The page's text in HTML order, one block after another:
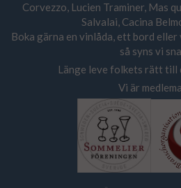
Corvezzo, Lucien Traminer, Mas
Salvalai, Cacina
Boka gärna en vinlåda, ett bord
så syns vi
Länge leve folkets rätt till
Vi är